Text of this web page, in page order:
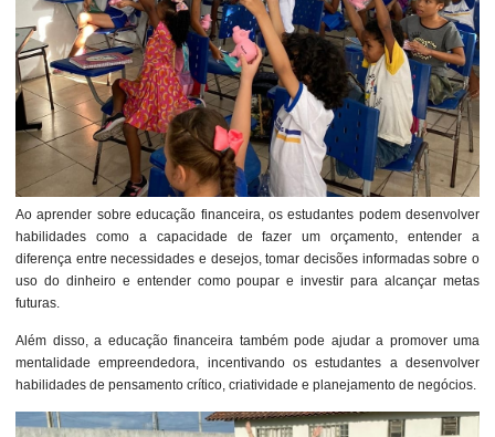
Ao aprender sobre educação financeira, os estudantes podem desenvolver
habilidades como a capacidade de fazer um orçamento, entender a
diferença entre necessidades e desejos, tomar decisões informadas sobre o
uso do dinheiro e entender como poupar e investir para alcançar metas
futuras.
Além disso, a educação financeira também pode ajudar a promover uma
mentalidade empreendedora, incentivando os estudantes a desenvolver
habilidades de pensamento crítico, criatividade e planejamento de negócios.